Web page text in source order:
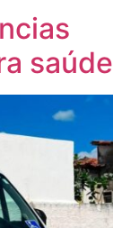
saúde